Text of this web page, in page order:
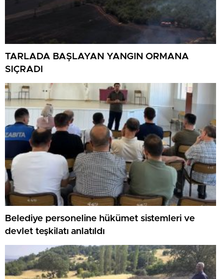
TARLADA BAŞLAYAN YANGIN ORMANA
SIÇRADI
Belediye personeline hükümet sistemleri ve
devlet teşkilatı anlatıldı